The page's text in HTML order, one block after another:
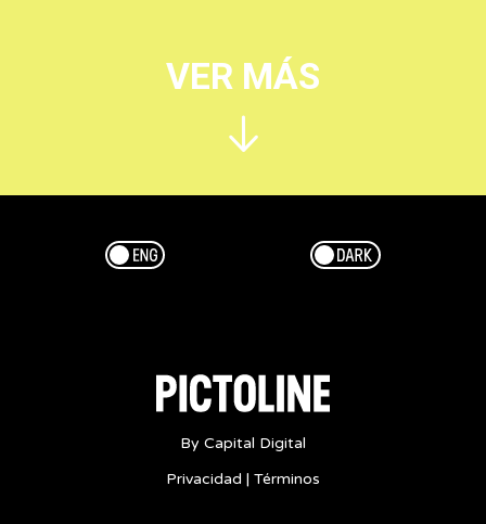
VER MÁS
Esp/Eng Dark/Light
By Capital Digital
Privacidad | Términos